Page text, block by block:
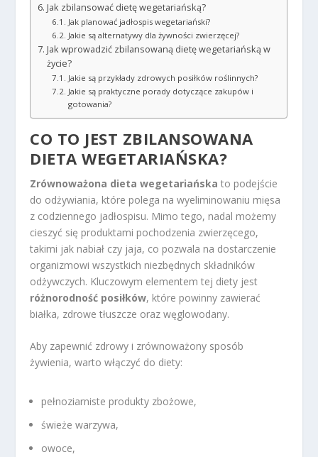
Jak zbilansować dietę wegetariańską?
Jak planować jadłospis wegetariański?
Jakie są alternatywy dla żywności zwierzęcej?
Jak wprowadzić zbilansowaną dietę wegetariańską w
życie?
Jakie są przykłady zdrowych posiłków roślinnych?
Jakie są praktyczne porady dotyczące zakupów i
gotowania?
CO TO JEST ZBILANSOWANA
DIETA WEGETARIAŃSKA?
Zrównoważona dieta wegetariańska to podejście
do odżywiania, które polega na wyeliminowaniu mięsa
z codziennego jadłospisu. Mimo tego, nadal możemy
cieszyć się produktami pochodzenia zwierzęcego,
takimi jak nabiał czy jaja, co pozwala na dostarczenie
organizmowi wszystkich niezbędnych składników
odżywczych. Kluczowym elementem tej diety jest
różnorodność posiłków, które powinny zawierać
białka, zdrowe tłuszcze oraz węglowodany.
Aby zapewnić zdrowy i zrównoważony sposób
żywienia, warto włączyć do diety:
pełnoziarniste produkty zbożowe,
świeże warzywa,
owoce,